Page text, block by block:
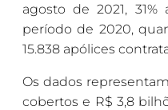
agosto de 2021,
período de 2020,
15.838 apólices
Os dados
cobertos e R$ 3,8